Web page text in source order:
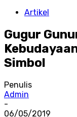
Artikel
Gugur
Simbol
Penulis
Admin
-
06/05/2019